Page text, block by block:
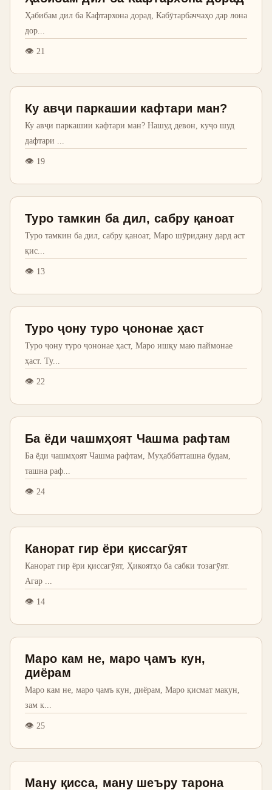
Ҳабибам дил ба Кафтархона дорад, Кабӯтарбаччаҳо дар лона
дор
👁 21
Ку авҷи паркашии кафтари ман?
Ку авҷи паркашии кафтари ман? Нашуд девон, куҷо шуд
дафтари
👁 19
Туро тамкин ба дил, сабру қаноат
Туро тамкин ба дил, сабру қаноат, Маро шӯридану дард аст
қис
👁 13
Туро ҷону туро ҷононае ҳаст
Туро ҷону туро ҷононае ҳаст, Маро ишқу маю паймонае
ҳаст. Ту...
👁 22
Ба ёди чашмҳоят Чашма рафтам
Ба ёди чашмҳоят Чашма рафтам, Муҳаббатташна будам,
ташна раф
👁 24
Канорат гир ёри қиссагӯят
Канорат гир ёри қиссагӯят, Ҳикоятҳо ба сабки тозагӯят.
Агар
👁 14
Маро кам не, маро ҷамъ кун,
диёрам
Маро кам не, маро ҷамъ кун, диёрам, Маро қисмат макун,
зам к
👁 25
Ману қисса, ману шеъру тарона